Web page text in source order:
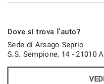
Dove si trova l'auto?
Sede di Arsago Seprio
S.S. Sempione, 14 - 21010